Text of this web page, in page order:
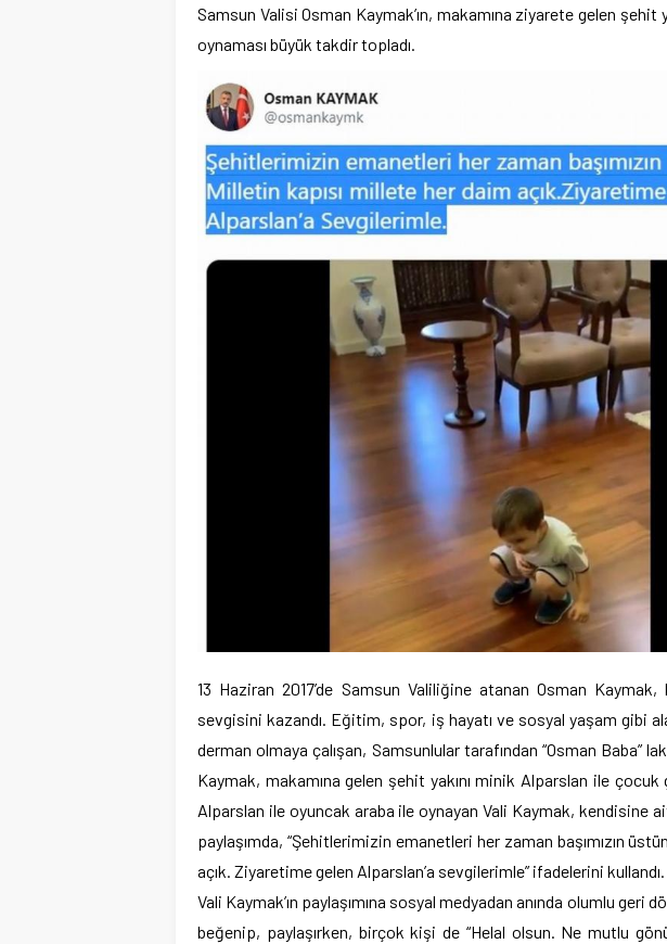
Samsun Valisi Osman Kaymak’ın, makamına ziyarete gelen şehit
oynaması büyük takdir topladı.
13 Haziran 2017’de Samsun Valiliğine atanan Osman Kaymak,
sevgisini kazandı. Eğitim, spor, iş hayatı ve sosyal yaşam gibi
derman olmaya çalışan, Samsunlular tarafından “Osman Baba”
Kaymak, makamına gelen şehit yakını minik Alparslan ile çocuk
Alparslan ile oyuncak araba ile oynayan Vali Kaymak, kendisine
paylaşımda, “Şehitlerimizin emanetleri her zaman başımızın
açık. Ziyaretime gelen Alparslan’a sevgilerimle” ifadelerini kullandı.
Vali Kaymak’ın paylaşımına sosyal medyadan anında olumlu geri
beğenip, paylaşırken, birçok kişi de “Helal olsun. Ne mutlu